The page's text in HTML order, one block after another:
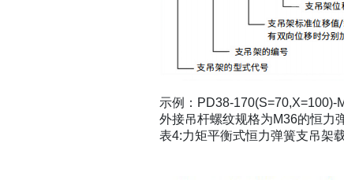
示例：PD38-170(S=70,X=100)-
外接吊杆螺纹规格为M36的恒力
表4:力矩平衡式恒力弹簧支吊架